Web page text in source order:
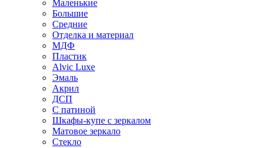
Маленькие
Большие
Средние
Отделка и материал
МДФ
Пластик
Alvic Luxe
Эмаль
Акрил
ДСП
С патиной
Шкафы-купе с зеркалом
Матовое зеркало
Стекло